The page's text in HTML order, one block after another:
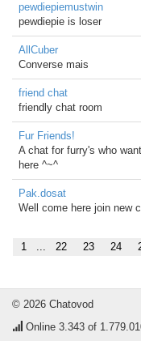
pewdiepiemustwin
pewdiepie is loser
AllCuber
Converse mais
friend chat
friendly chat room
Fur Friends!
A chat for furry's who
here ^~^
Pak.dosat
Well come here join new
1 ... 22 23 24
© 2026 Chatovod
Online 3.343 of